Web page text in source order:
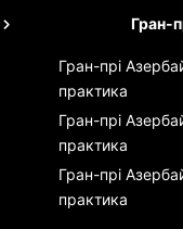
Гран-
Гран-прі
практика
Гран-прі
практика
Гран-прі
практика